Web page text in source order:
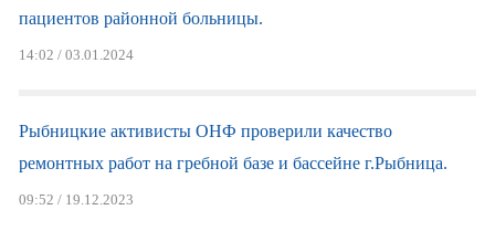
пациентов районной больницы.
14:02 / 03.01.2024
Рыбницкие активисты ОНФ проверили качество
ремонтных работ на гребной базе и бассейне г.Рыбница.
09:52 / 19.12.2023